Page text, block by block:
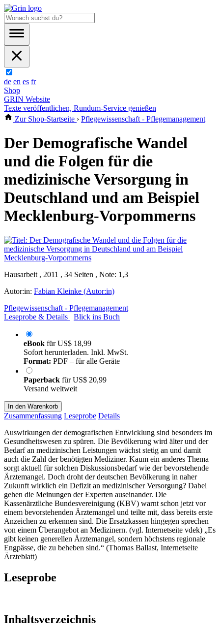
de en es fr
Shop
GRIN Website
Texte veröffentlichen, Rundum-Service genießen
Zur Shop-Startseite › Pflegewissenschaft - Pflegemanagement
Der Demografische Wandel
und die Folgen für die
medizinische Versorgung in
Deutschland und am Beispiel
Mecklenburg-Vorpommerns
Hausarbeit , 2011 , 34 Seiten , Note: 1,3
Autor:in: Fabian Kleinke (Autor:in)
Pflegewissenschaft - Pflegemanagement
Leseprobe & Details
Blick ins Buch
eBook fürUS$ 18,99
Sofort herunterladen. Inkl. MwSt.
Format: PDF – für alle Geräte
Paperback fürUS$ 20,99
Versand weltweit
In den Warenkorb
Zusammenfassung Leseprobe Details
Auswirkungen der demografischen Entwicklung sind besonders im
Gesundheitswesen zu spüren. Die Bevölkerung wird älter und der
Bedarf an medizinischen Leistungen wächst stetig an und damit
auch die Zahl der benötigten Mediziner. Kaum ein anderes Thema
sorgt aktuell für solchen Diskussionsbedarf wie der bevorstehende
Ärztemangel. Doch droht der deutschen Bevölkerung in naher
Zukunft wirklich ein Defizit an medizinischer Versorgung? Dabei
gehen die Meinungen der Experten auseinander. Die
Kassenärztliche Bundesvereinigung (KBV) warnt schon jetzt vor
einem bevorstehenden Ärztemangel und teilte mit, dass bereits erste
Anzeichen zu erkennen sind. Die Ersatzkassen hingegen sprechen
von einem Überangebot an Medizinern. (vgl. Internetseite vdek) „Es
gibt keinen generellen Ärztemangel, sondern höchstens regionale
Engpässe, die zu beheben sind.“ (Thomas Ballast, Internetseite
Ärzteblatt)
Leseprobe
Inhaltsverzeichnis